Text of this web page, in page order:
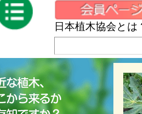
日本植木協会とは